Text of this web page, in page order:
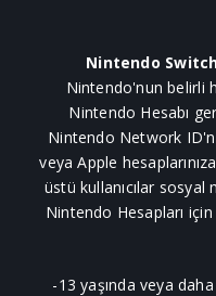
Nintendo
Nintendo'nun belirli
Nintendo Hesabı
Nintendo Network
veya Apple
üstü kullanıcılar sosyal
Nintendo Hesapları
-13 yaşında veya